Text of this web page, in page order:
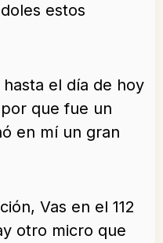
estos
el día de hoy
que fue un
en mí un gran
Vas en el 112
otro micro que